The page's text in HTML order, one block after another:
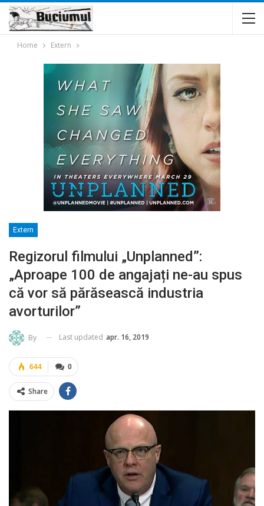
Home Extern
Extern
Regizorul filmului „Unplanned”:
„Aproape 100 de angajați ne-au spus
că vor să părăsească industria
avorturilor”
By Last updated apr. 16, 2019
0
644
Share